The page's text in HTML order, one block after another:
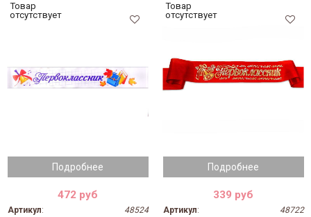
Подробнее
Товар
отсутствует
472 руб
Артикул:
48524
Подробнее
Товар
отсутствует
339 руб
Артикул:
48722